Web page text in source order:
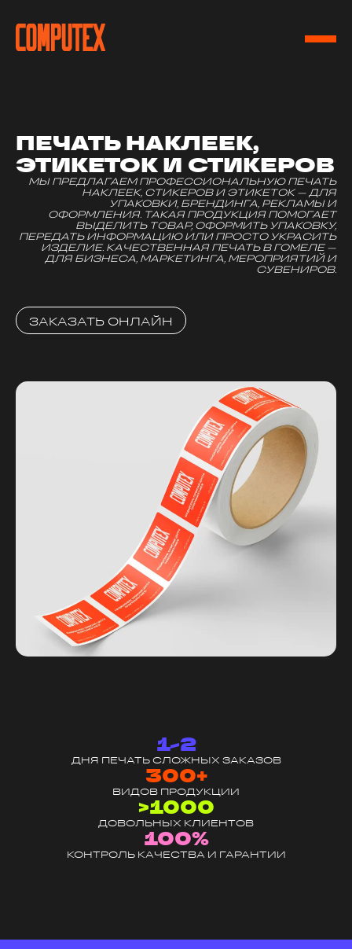
ПЕЧАТЬ НАКЛЕЕК,
ЭТИКЕТОК И СТИКЕРОВ
МЫ ПРЕДЛАГАЕМ ПРОФЕССИОНАЛЬНУЮ ПЕЧАТЬ
НАКЛЕЕК, СТИКЕРОВ И ЭТИКЕТОК — ДЛЯ
УПАКОВКИ, БРЕНДИНГА, РЕКЛАМЫ И
ОФОРМЛЕНИЯ. ТАКАЯ ПРОДУКЦИЯ ПОМОГАЕТ
ВЫДЕЛИТЬ ТОВАР, ОФОРМИТЬ УПАКОВКУ,
ПЕРЕДАТЬ ИНФОРМАЦИЮ ИЛИ ПРОСТО УКРАСИТЬ
ИЗДЕЛИЕ. КАЧЕСТВЕННАЯ ПЕЧАТЬ В ГОМЕЛЕ —
ДЛЯ БИЗНЕСА, МАРКЕТИНГА, МЕРОПРИЯТИЙ И
СУВЕНИРОВ.
ЗАКАЗАТЬ ОНЛАЙН
1-2
ДНЯ ПЕЧАТЬ СЛОЖНЫХ ЗАКАЗОВ
300+
ВИДОВ ПРОДУКЦИИ
>1000
ДОВОЛЬНЫХ КЛИЕНТОВ
100%
КОНТРОЛЬ КАЧЕСТВА И ГАРАНТИИ